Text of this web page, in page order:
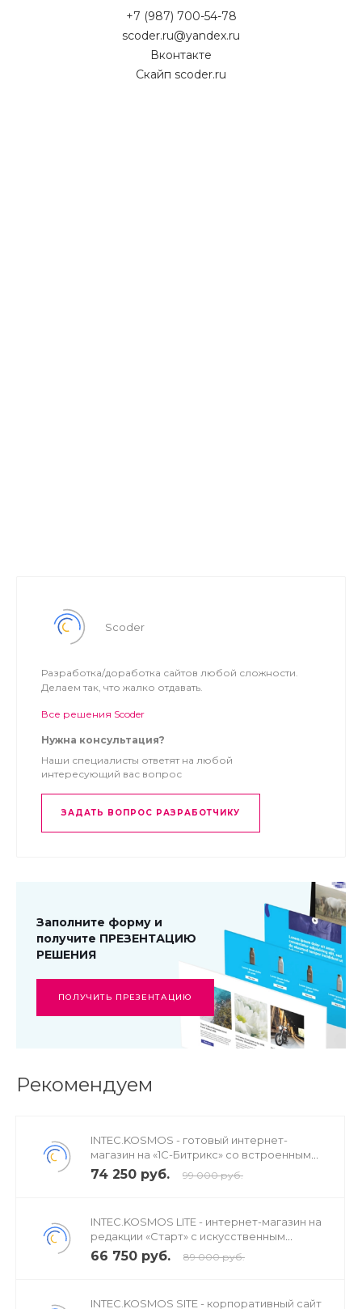
+7 (987) 700-54-78
scoder.ru@yandex.ru
Вконтакте
Скайп scoder.ru
Scoder
Разработка/доработка сайтов любой сложности.
Делаем так, что жалко отдавать.
Все решения Scoder
Нужна консультация?
Наши специалисты ответят на любой
интересующий вас вопрос
ЗАДАТЬ ВОПРОС РАЗРАБОТЧИКУ
Заполните форму и
получите ПРЕЗЕНТАЦИЮ
РЕШЕНИЯ
ПОЛУЧИТЬ ПРЕЗЕНТАЦИЮ
Рекомендуем
INTEC.KOSMOS - готовый интернет-
магазин на «1С-Битрикс» со встроенным
искусственным интеллектом
74 250 руб. 99 000 руб.
INTEC.KOSMOS LITE - интернет-магазин на
редакции «Старт» с искусственным
интеллектом
66 750 руб. 89 000 руб.
INTEC.KOSMOS SITE - корпоративный сайт